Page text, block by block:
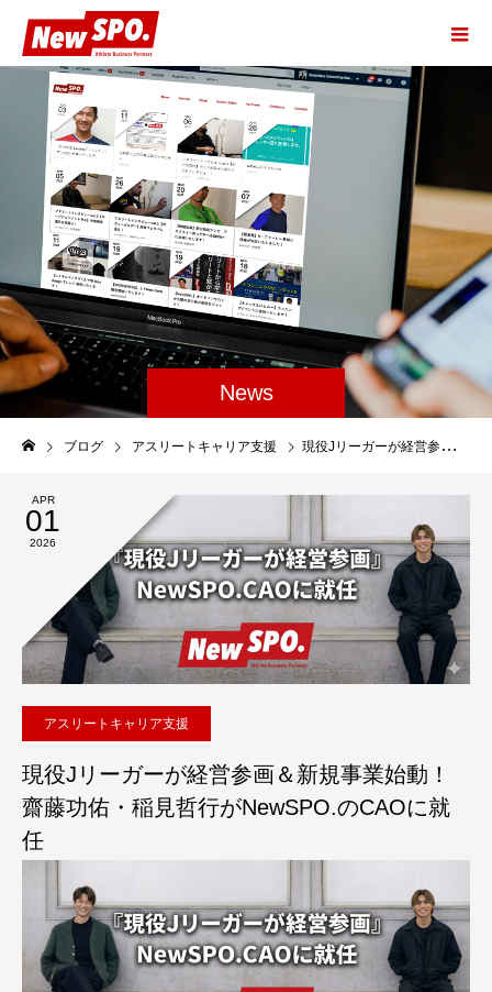
News
ブログ アスリートキャリア支援 現役Jリーガーが経営参画＆新規事業始動！齋藤功佑・稲見哲行がNewSPO.のCAOに就任
APR
01
2026
アスリートキャリア支援
現役Jリーガーが経営参画＆新規事業始動！
齋藤功佑・稲見哲行がNewSPO.のCAOに就
任